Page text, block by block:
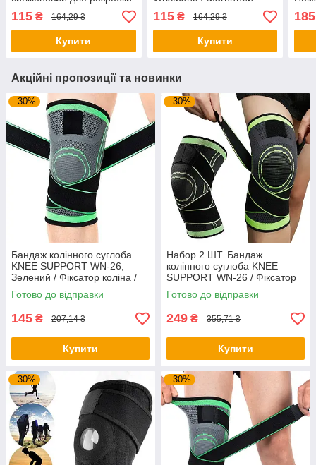
115 ₴ 164,29 ₴
Купити
свердел
115₴ 164,29 ₴
Купити
185
Акційні пропозиції та новинки
–30%
Бандаж колінного суглоба
KNEE SUPPORT WN-26,
Зелений / Фіксатор коліна /
Наколінник еластичний для
суглобів
Готово до відправки
145 ₴ 207,14 ₴
Купити
–30%
Набор 2 ШТ. Бандаж
колінного суглоба KNEE
SUPPORT WN-26 / Фіксатор
коліна / Наколінник
еластичний для суглобів
Готово до відправки
249 ₴ 355,71 ₴
Купити
–30% –30%